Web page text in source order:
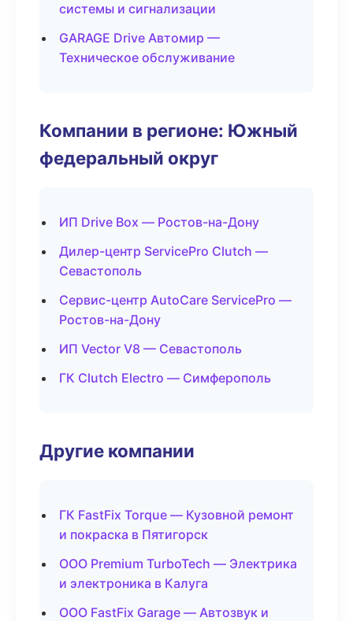
системы и сигнализации
GARAGE Drive Автомир —
Техническое обслуживание
Компании в регионе: Южный
федеральный округ
ИП Drive Box — Ростов-на-Дону
Дилер-центр ServicePro Clutch —
Севастополь
Сервис-центр AutoCare ServicePro —
Ростов-на-Дону
ИП Vector V8 — Севастополь
ГК Clutch Electro — Симферополь
Другие компании
ГК FastFix Torque — Кузовной ремонт
и покраска в Пятигорск
ООО Premium TurboTech — Электрика
и электроника в Калуга
ООО FastFix Garage — Автозвук и